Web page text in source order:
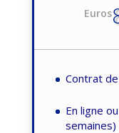
Euros
Contrat
En ligne
semaines)